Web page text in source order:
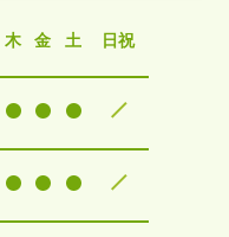
木 金 土 日祝